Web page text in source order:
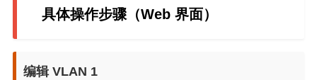
具体操作步骤（Web 界面）
编辑 VLAN 1